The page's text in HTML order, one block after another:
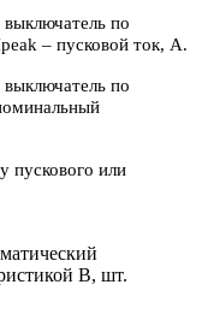
по
– пусковой ток, А.
по
пускового или
В, шт.